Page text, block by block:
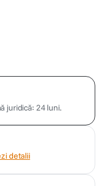
juridică: 24 luni.
detalii